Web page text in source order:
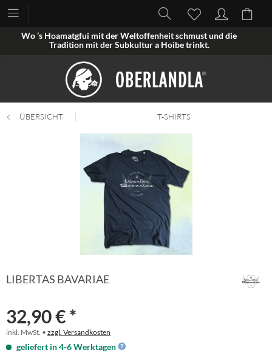
Wo ’s Hoamatgfui mit der Weltoffenheit schmust und die
Tradition mit der Subkultur a Hoibe trinkt.
ÜBERSICHT T-SHIRTS
LIBERTAS BAVARIAE
32,90 € *
inkl. MwSt. • zzgl. Versandkosten
geliefert in 4-6 Werktagen